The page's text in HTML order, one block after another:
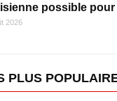
possible pour
2026
PLUS